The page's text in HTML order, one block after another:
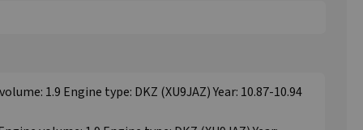
1.9 Engine type: DKZ (XU9JAZ) Year: 10.87-10.94